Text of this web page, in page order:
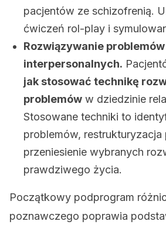
pacjentów ze schizofrenią.
ćwiczeń rol-play i
Rozwiązywanie problemów
interpersonalnych.
jak stosować technikę
problemów w dziedzinie
Stosowane techniki to
problemów, restrukturyzacja
przeniesienie wybranych
prawdziwego życia.
Początkowy podprogram
poznawczego poprawia